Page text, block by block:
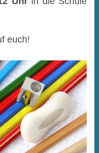
euch!